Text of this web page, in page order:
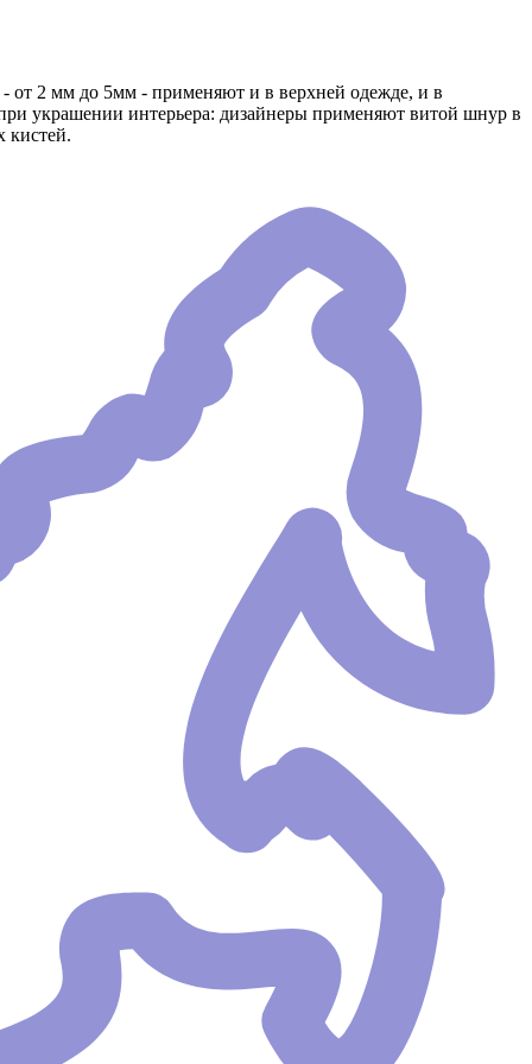
от 2 мм до 5мм - применяют и в верхней одежде, и в
украшении интерьера: дизайнеры применяют витой шнур в
кистей.